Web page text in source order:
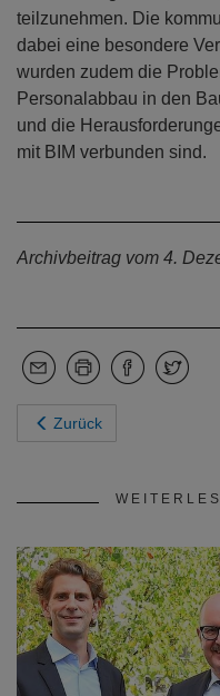
teilzunehmen. Die
dabei eine besondere
wurden zudem die
Personalabbau in den
und die
mit BIM verbunden sind.
Archivbeitrag vom 4.
Zurück